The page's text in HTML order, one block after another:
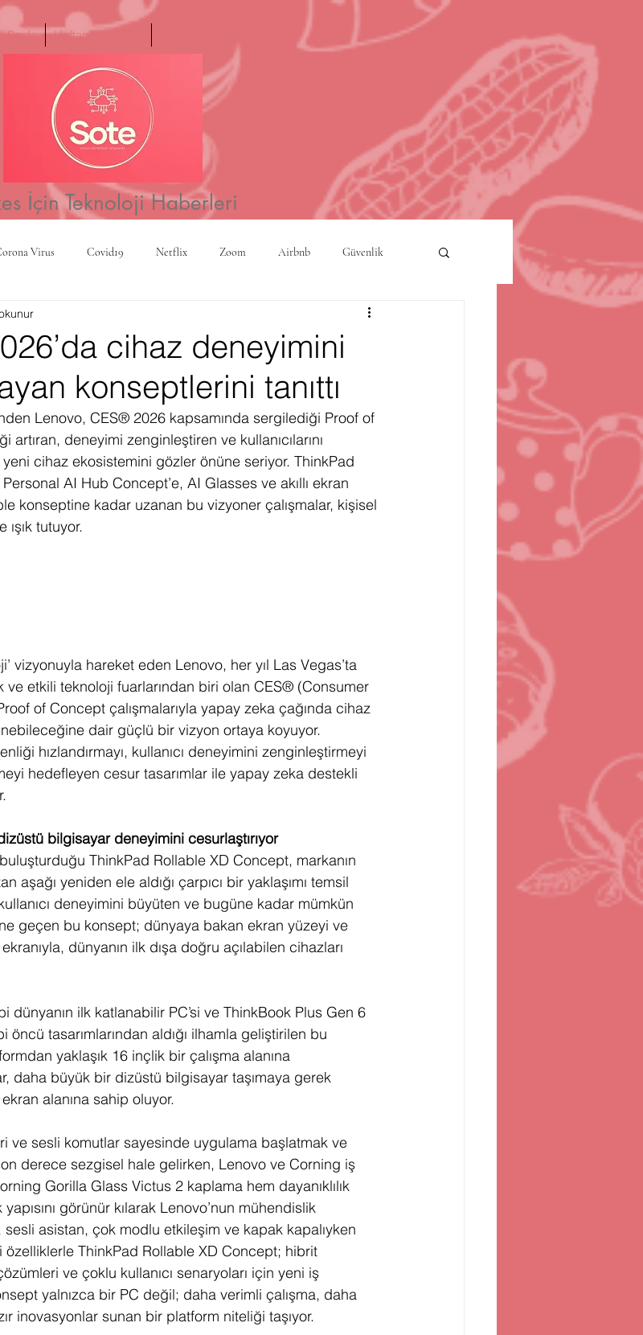
Sayfa Haftanın Videosu
İçin Teknoloji Haberleri
Virus Covid19 Netflix Zoom Airbnb Güvenlik
Akıllı Şehirler
Fintech Micro Focus Çevre Koruma Çin Bilgisayar Oyunları
cihaz deneyimini
konseptlerini tanıttı
Lenovo, CES® 2026 kapsamında sergilediği Proof of
artıran, deneyimi zenginleştiren ve kullanıcılarını
cihaz ekosistemini gözler önüne seriyor. ThinkPad
AI Hub Concept’e, AI Glasses ve akıllı ekran
konseptine kadar uzanan bu vizyoner çalışmalar, kişisel
tutuyor.
vizyonuyla hareket eden Lenovo, her yıl Las Vegas’ta
etkili teknoloji fuarlarından biri olan CES® (Consumer
of Concept çalışmalarıyla yapay zeka çağında cihaz
dair güçlü bir vizyon ortaya koyuyor.
hızlandırmayı, kullanıcı deneyimini zenginleştirmeyi
hedefleyen cesur tasarımlar ile yapay zeka destekli
bilgisayar deneyimini cesurlaştırıyor
buluşturduğu ThinkPad Rollable XD Concept, markanın
aşağı yeniden ele aldığı çarpıcı bir yaklaşımı temsil
deneyimini büyüten ve bugüne kadar mümkün
geçen bu konsept; dünyaya bakan ekran yüzeyi ve
dünyanın ilk dışa doğru açılabilen cihazları
dünyanın ilk katlanabilir PC’si ve ThinkBook Plus Gen 6
tasarımlarından aldığı ilhamla geliştirilen bu
yaklaşık 16 inçlik bir çalışma alanına
daha büyük bir dizüstü bilgisayar taşımaya gerek
alanına sahip oluyor.
ve sesli komutlar sayesinde uygulama başlatmak ve
derece sezgisel hale gelirken, Lenovo ve Corning iş
Gorilla Glass Victus 2 kaplama hem dayanıklılık
görünür kılarak Lenovo’nun mühendislik
asistan, çok modlu etkileşim ve kapak kapalıyken
ThinkPad Rollable XD Concept; hibrit
ve çoklu kullanıcı senaryoları için yeni iş
yalnızca bir PC değil; daha verimli çalışma, daha
inovasyonlar sunan bir platform niteliği taşıyor.